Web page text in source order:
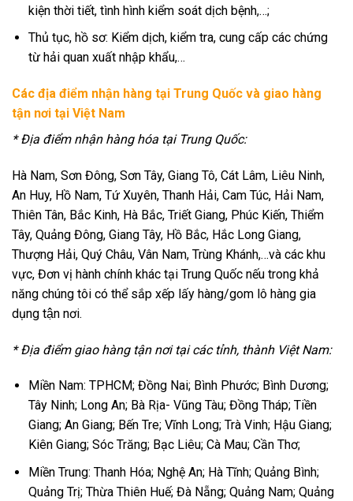
kiện thời tiết, tình hình kiểm soát dịch bệnh,…;
Thủ tục, hồ sơ: Kiểm dịch, kiểm tra, cung cấp các chứng
từ hải quan xuất nhập khẩu,…
Các địa điểm nhận hàng tại Trung Quốc và giao hàng
tận nơi tại Việt Nam
* Địa điểm nhận hàng hóa tại Trung Quốc:
Hà Nam, Sơn Đông, Sơn Tây, Giang Tô, Cát Lâm, Liêu Ninh,
An Huy, Hồ Nam, Tứ Xuyên, Thanh Hải, Cam Túc, Hải Nam,
Thiên Tân, Bắc Kinh, Hà Bắc, Triết Giang, Phúc Kiến, Thiểm
Tây, Quảng Đông, Giang Tây, Hồ Bắc, Hắc Long Giang,
Thượng Hải, Quý Châu, Vân Nam, Trùng Khánh,…và các khu
vực, Đơn vị hành chính khác tại Trung Quốc nếu trong khả
năng chúng tôi có thể sắp xếp lấy hàng/gom lô hàng gia
dụng tận nơi.
* Địa điểm giao hàng tận nơi tại các tỉnh, thành Việt Nam:
Miền Nam: TPHCM; Đồng Nai; Bình Phước; Bình Dương;
Tây Ninh; Long An; Bà Rịa- Vũng Tàu; Đồng Tháp; Tiền
Giang; An Giang; Bến Tre; Vĩnh Long; Trà Vinh; Hậu Giang;
Kiên Giang; Sóc Trăng; Bạc Liêu; Cà Mau; Cần Thơ;
Miền Trung: Thanh Hóa; Nghệ An; Hà Tĩnh; Quảng Bình;
Quảng Trị; Thừa Thiên Huế; Đà Nẵng; Quảng Nam; Quảng